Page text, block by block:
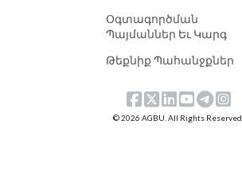
Օգտագործման
Պայմաններ Եւ Կարգ
Թեքնիք Պահանջքներ
© 2026 AGBU. All Rights Reserved.